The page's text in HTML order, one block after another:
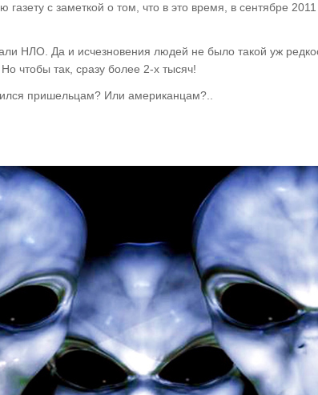
газету с заметкой о том, что в это время, в сентябре
НЛО. Да и исчезновения людей не было такой уж
чтобы так, сразу более 2-х тысяч!
пришельцам? Или американцам?..